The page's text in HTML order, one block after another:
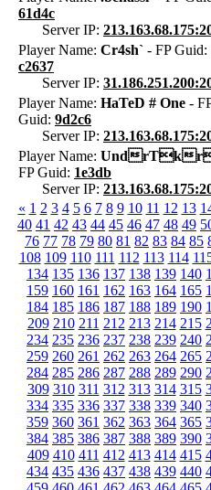
61d4c
Server IP:
Player Name: Cr4sh` - FP Guid:
c2637
Server IP:
Player Name: HaTeD # One -
Guid: 9d2c6
Server IP:
Player Name: UndrTk
FP Guid: 1e3db
Server IP:
« 1 2 3 4 5 6 7 8 9 10 11 12 13
40 41 42 43 44 45 46 47 48 49
76 77 78 79 80 81 82 83 84 85
108 109 110 111 112 113 114
134 135 136 137 138 139 140
159 160 161 162 163 164 165
184 185 186 187 188 189 190
209 210 211 212 213 214 215
234 235 236 237 238 239 240
259 260 261 262 263 264 265
284 285 286 287 288 289 290
309 310 311 312 313 314 315
334 335 336 337 338 339 340
359 360 361 362 363 364 365
384 385 386 387 388 389 390
409 410 411 412 413 414 415
434 435 436 437 438 439 440